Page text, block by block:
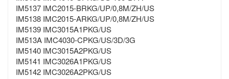
IM5137 IMC2015-BRKG/UP/0,8M/ZH/US
IM5138 IMC2015-ARKG/UP/0,8M/ZH/US
IM5139 IMC3015A1PKG/US
IM513A IMC4030-CPKG/US/3D/3G
IM5140 IMC3015A2PKG/US
IM5141 IMC3026A1PKG/US
IM5142 IMC3026A2PKG/US